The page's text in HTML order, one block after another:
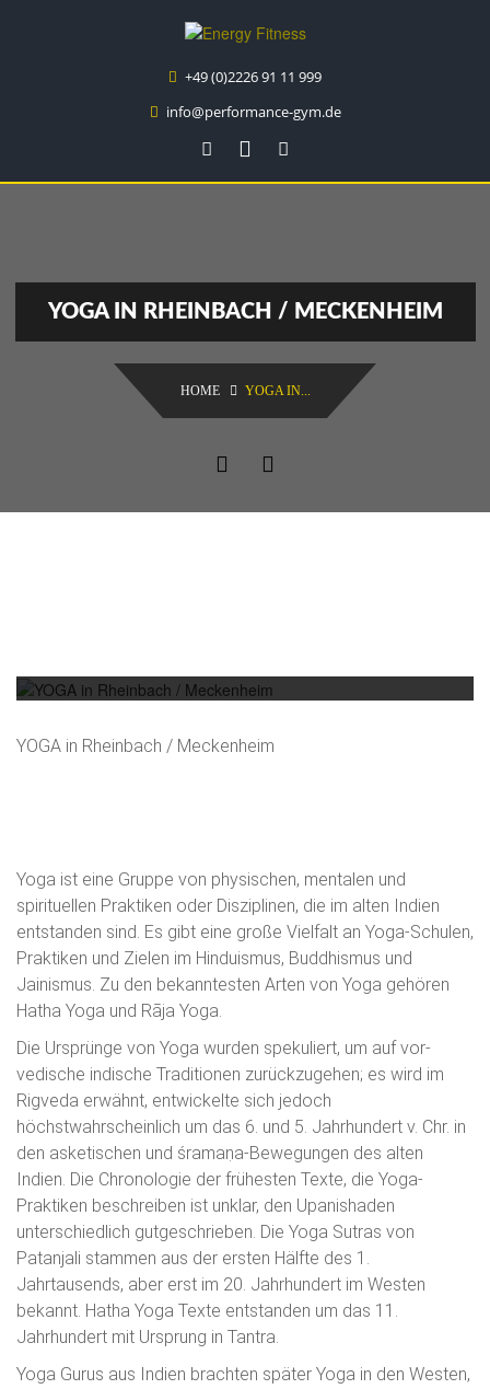
+49 (0)2226 91 11 999
info@performance-gym.de
6:00 - 22:00 Uhr
Öffnungszeiten an gesetzl. Feiertagen können abweichen!
YOGA IN RHEINBACH / MECKENHEIM
HOME YOGA IN...
YOGA in Rheinbach / Meckenheim
Yoga ist eine Gruppe von physischen, mentalen und
spirituellen Praktiken oder Disziplinen, die im alten Indien
entstanden sind. Es gibt eine große Vielfalt an Yoga-Schulen,
Praktiken und Zielen im Hinduismus, Buddhismus und
Jainismus. Zu den bekanntesten Arten von Yoga gehören
Hatha Yoga und Rāja Yoga.
Die Ursprünge von Yoga wurden spekuliert, um auf vor-
vedische indische Traditionen zurückzugehen; es wird im
Rigveda erwähnt, entwickelte sich jedoch
höchstwahrscheinlich um das 6. und 5. Jahrhundert v. Chr. in
den asketischen und śramaṇa-Bewegungen des alten
Indien. Die Chronologie der frühesten Texte, die Yoga-
Praktiken beschreiben ist unklar, den Upanishaden
unterschiedlich gutgeschrieben. Die Yoga Sutras von
Patanjali stammen aus der ersten Hälfte des 1.
Jahrtausends, aber erst im 20. Jahrhundert im Westen
bekannt. Hatha Yoga Texte entstanden um das 11.
Jahrhundert mit Ursprung in Tantra.
Yoga Gurus aus Indien brachten später Yoga in den Westen,